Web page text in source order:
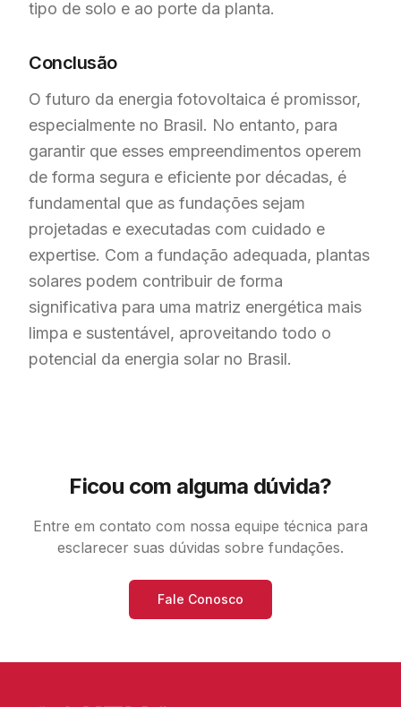
tipo de solo e ao porte da planta.
Conclusão
O futuro da energia fotovoltaica é promissor,
especialmente no Brasil. No entanto, para
garantir que esses empreendimentos operem
de forma segura e eficiente por décadas, é
fundamental que as fundações sejam
projetadas e executadas com cuidado e
expertise. Com a fundação adequada, plantas
solares podem contribuir de forma
significativa para uma matriz energética mais
limpa e sustentável, aproveitando todo o
potencial da energia solar no Brasil.
Ficou com alguma dúvida?
Entre em contato com nossa equipe técnica para
esclarecer suas dúvidas sobre fundações.
Fale Conosco